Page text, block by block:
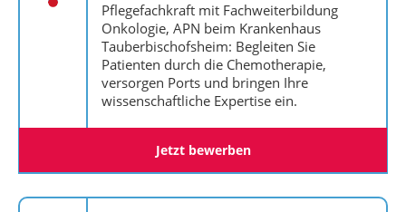
Pflegefachkraft mit Fachweiterbildung
Onkologie, APN beim Krankenhaus
Tauberbischofsheim: Begleiten Sie
Patienten durch die Chemotherapie,
versorgen Ports und bringen Ihre
wissenschaftliche Expertise ein.
Jetzt bewerben